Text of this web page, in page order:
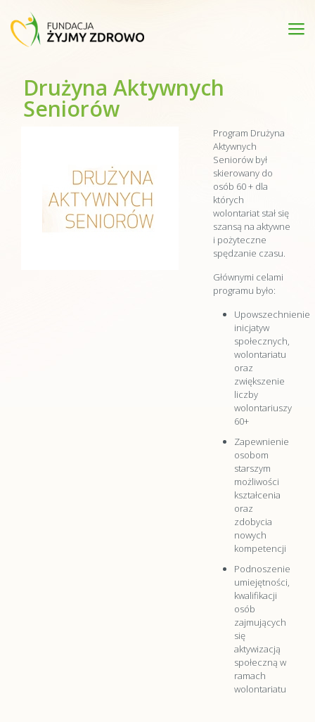
Drużyna Aktywnych
Seniorów
Program Drużyna
Aktywnych
Seniorów był
skierowany do
osób 60 + dla
których
wolontariat stał się
szansą na aktywne
i pożyteczne
spędzanie czasu.
Głównymi celami
programu było:
Upowszechnienie
inicjatyw
społecznych,
wolontariatu
oraz
zwiększenie
liczby
wolontariuszy
60+
Zapewnienie
osobom
starszym
możliwości
kształcenia
oraz
zdobycia
nowych
kompetencji
Podnoszenie
umiejętności,
kwalifikacji
osób
zajmujących
się
aktywizacją
społeczną w
ramach
wolontariatu